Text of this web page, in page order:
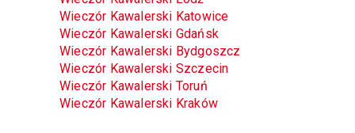
Wieczór Kawalerski Katowice
Wieczór Kawalerski Gdańsk
Wieczór Kawalerski Bydgoszcz
Wieczór Kawalerski Szczecin
Wieczór Kawalerski Toruń
Wieczór Kawalerski Kraków